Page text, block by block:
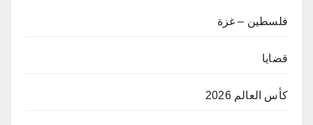
فلسطين – غزة
قضايا
كأس العالم 2026